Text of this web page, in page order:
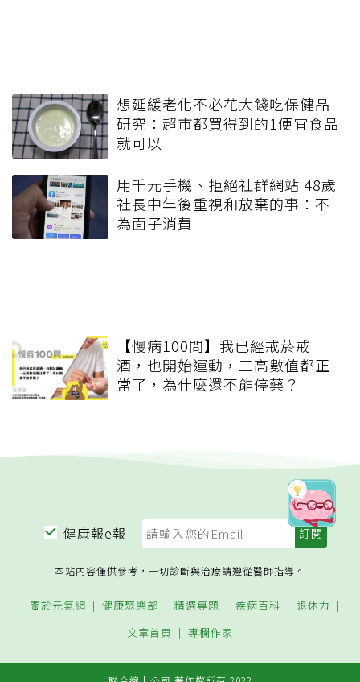
想延緩老化不必花大錢吃保健品
研究：超市都買得到的1便宜食品
就可以
用千元手機、拒絕社群網站 48歲
社長中年後重視和放棄的事：不
為面子消費
【慢病100問】我已經戒菸戒
酒，也開始運動，三高數值都正
常了，為什麼還不能停藥？
健康報e報
本站內容僅供參考，一切診斷與治療請遵從醫師指導。
關於元氣網 健康聚樂部 精選專題 疾病百科
退休力
文章首頁
專欄作家